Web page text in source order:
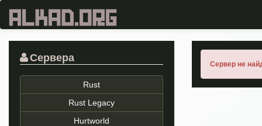
Сервера
Rust
Rust Legacy
Hurtworld
Сервер не